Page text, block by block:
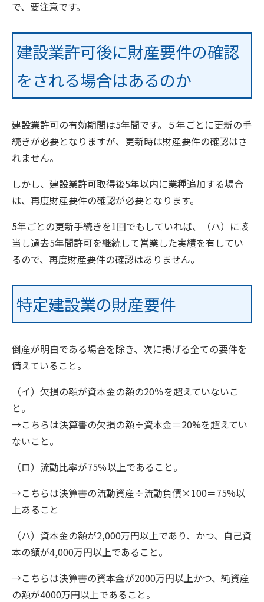
で、要注意です。
建設業許可後に財産要件の確認
をされる場合はあるのか
建設業許可の有効期間は5年間です。５年ごとに更新の手
続きが必要となりますが、更新時は財産要件の確認はさ
れません。
しかし、建設業許可取得後5年以内に業種追加する場合
は、再度財産要件の確認が必要となります。
5年ごとの更新手続きを1回でもしていれば、（ハ）に該
当し過去5年間許可を継続して営業した実績を有してい
るので、再度財産要件の確認はありません。
特定建設業の財産要件
倒産が明白である場合を除き、次に掲げる全ての要件を
備えていること。
（イ）欠損の額が資本金の額の20％を超えていないこ
と。
→こちらは決算書の欠損の額÷資本金＝20%を超えてい
ないこと。
（ロ）流動比率が75％以上であること。
→こちらは決算書の流動資産÷流動負債×100＝75%以
上あること
（ハ）資本金の額が2,000万円以上であり、かつ、自己資
本の額が4,000万円以上であること。
→こちらは決算書の資本金が2000万円以上かつ、純資産
の額が4000万円以上であること。